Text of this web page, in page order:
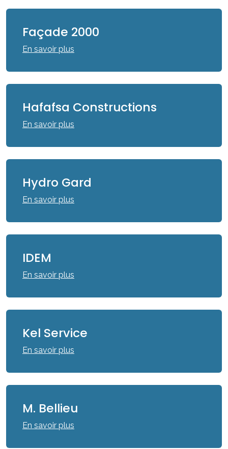
Façade 2000
En savoir plus
Hafafsa Constructions
En savoir plus
Hydro Gard
En savoir plus
IDEM
En savoir plus
Kel Service
En savoir plus
M. Bellieu
En savoir plus